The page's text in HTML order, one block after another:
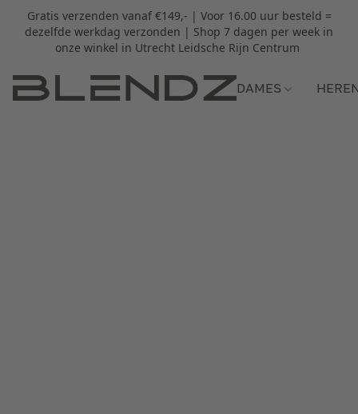
Gratis verzenden vanaf €149,- | Voor 16.00 uur besteld =
dezelfde werkdag verzonden | Shop 7 dagen per week in
onze winkel in Utrecht Leidsche Rijn Centrum
DAMES